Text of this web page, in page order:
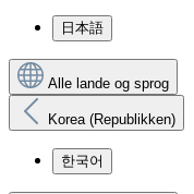
日本語
Alle lande og sprog
Korea (Republikken)
한국어